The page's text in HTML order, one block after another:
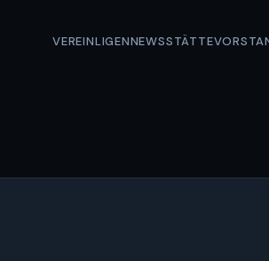
VEREINLIGENNEWSSTÄTTE